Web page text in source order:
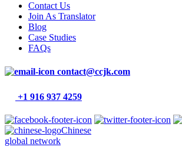
Contact Us
Join As Translator
Blog
Case Studies
FAQs
contact@ccjk.com
+1 916 937 4259
Chinese
global network